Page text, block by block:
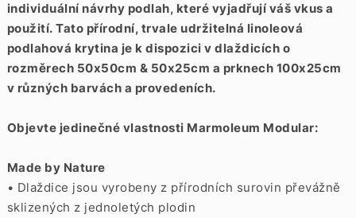
individuální návrhy podlah, které vyjadřují váš vkus a
použití. Tato přírodní, trvale udržitelná linoleová
podlahová krytina je k dispozici v dlaždicích o
rozměrech 50x50cm & 50x25cm a prknech 100x25cm
v různých barvách a provedeních.
Objevte jedinečné vlastnosti Marmoleum Modular:
Made by Nature
• Dlaždice jsou vyrobeny z přírodních surovin převážně
sklizených z jednoletých plodin